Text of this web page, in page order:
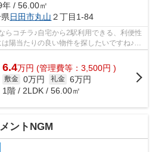
年 / 56.00㎡
日田市丸山 ２丁目1-84
らコチラ♪自宅から2駅利用できる、利便性
陽当たりの良い物件を探したいですね♪今
6.4万円 (管理費等：3,500円 )
敷金 0万円 礼金 6万円
1階 / 2LDK / 56.00㎡
ントNGM